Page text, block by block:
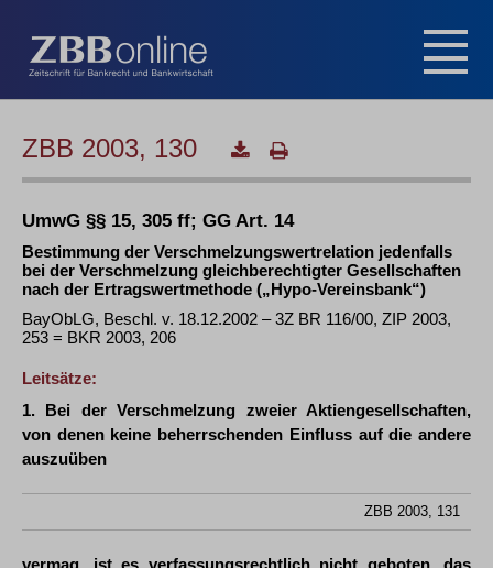
ZBB 2003, 130
UmwG §§ 15, 305 ff; GG Art. 14
Bestimmung der Verschmelzungswertrelation jedenfalls
bei der Verschmelzung gleichberechtigter Gesellschaften
nach der Ertragswertmethode („Hypo-Vereinsbank“)
BayObLG, Beschl. v. 18.12.2002 – 3Z BR 116/00, ZIP 2003,
253 = BKR 2003, 206
Leitsätze:
1. Bei der Verschmelzung zweier Aktiengesellschaften,
von denen keine beherrschenden Einfluss auf die andere
auszuüben
ZBB 2003, 131
vermag, ist es verfassungsrechtlich nicht geboten, das